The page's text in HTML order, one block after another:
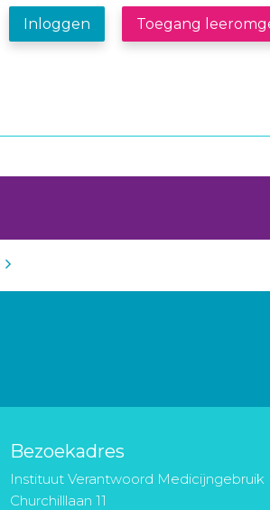
Inloggen Toegang
Bezoekadres
Instituut Verantwoord Medicijngebruik
Churchilllaan 11